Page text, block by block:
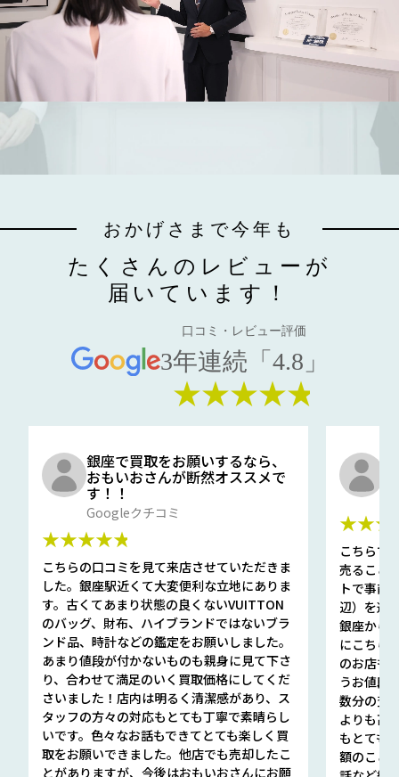
おかげさまで今年も
たくさんのレビューが
届いています！
口コミ・レビュー評価
3年連続「4.8」
★★★★★
銀座で買取をお願いするなら、
おもいおさんが断然オススメで
す！！
Googleクチコミ
★★★★★
こちらの口コミを見て来店させていただきま
した。銀座駅近くて大変便利な立地にありま
す。古くてあまり状態の良くないVUITTON
のバッグ、財布、ハイブランドではないブラ
ンド品、時計などの鑑定をお願いしました。
あまり値段が付かないものも親身に見て下さ
り、合わせて満足のいく買取価格にしてくだ
さいました！店内は明るく清潔感があり、ス
タッフの方々の対応もとても丁寧で素晴らし
いです。色々なお話もできてとても楽しく買
取をお願いできました。他店でも売却したこ
とがありますが、今後はおもいおさんにお願
こちらで
売ること
トで事前
辺）を選
銀座から
にこちら
のお店も
うお値段
数分の査
よりも高
もとても
額のこと